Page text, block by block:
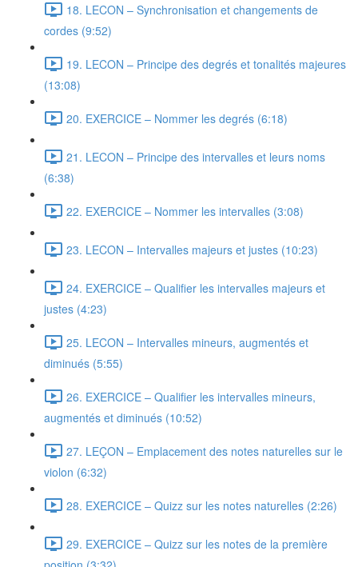
18. LECON – Synchronisation et changements de
cordes (9:52)
19. LECON – Principe des degrés et tonalités majeures
(13:08)
20. EXERCICE – Nommer les degrés (6:18)
21. LECON – Principe des intervalles et leurs noms
(6:38)
22. EXERCICE – Nommer les intervalles (3:08)
23. LECON – Intervalles majeurs et justes (10:23)
24. EXERCICE – Qualifier les intervalles majeurs et
justes (4:23)
25. LECON – Intervalles mineurs, augmentés et
diminués (5:55)
26. EXERCICE – Qualifier les intervalles mineurs,
augmentés et diminués (10:52)
27. LEÇON – Emplacement des notes naturelles sur le
violon (6:32)
28. EXERCICE – Quizz sur les notes naturelles (2:26)
29. EXERCICE – Quizz sur les notes de la première